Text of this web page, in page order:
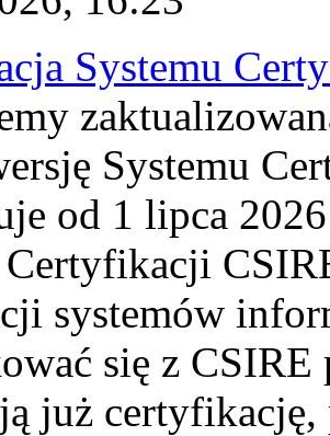
Systemu
Systemu
od 1 lipca
Certyfikacji
systemów
się z
już